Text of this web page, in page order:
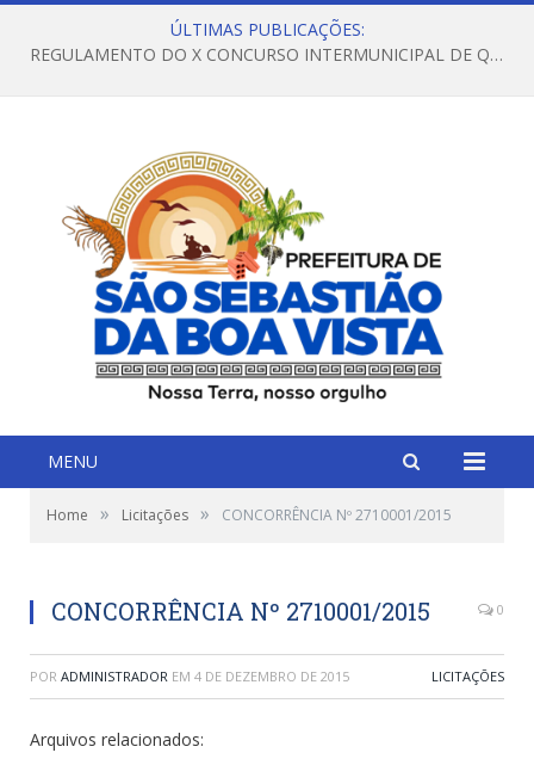
ÚLTIMAS PUBLICAÇÕES:
REGULAMENTO DO X CONCURSO INTERMUNICIPAL DE QUADRILHAS JUNINAS – 2026 – ARRAIÁ DA VENEZA
MENU
Home » Licitações » CONCORRÊNCIA Nº 2710001/2015
CONCORRÊNCIA Nº 2710001/2015 0
POR ADMINISTRADOR EM 4 DE DEZEMBRO DE 2015 LICITAÇÕES
Arquivos relacionados: